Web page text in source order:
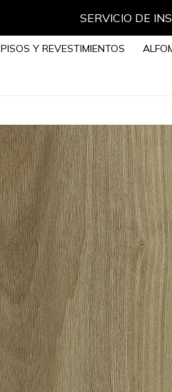
SERVICIO DE
PISOS Y REVESTIMIENTOS